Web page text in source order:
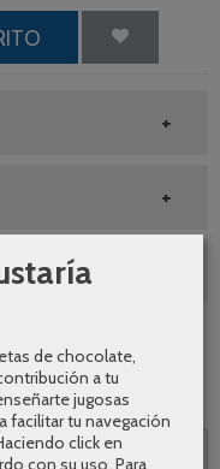
comodidad oferta
|Comentarios
de chocolate,
a tu
jugosas
facilitar tu navegación
click en
con su uso. Para